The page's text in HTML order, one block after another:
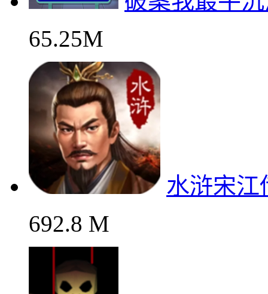
65.25M
水浒宋江
692.8 M